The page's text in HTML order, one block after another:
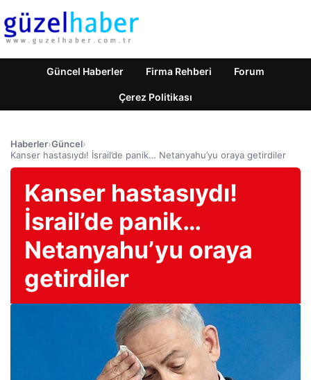
Güncel Haberler Firma Rehberi Forum
Çerez Politikası
Haberler›Güncel›
Kanser hastasıydı! İsrail’de panik… Netanyahu’yu oraya getirdiler
Kanser hastasıydı!
İsrail’de panik…
Netanyahu’yu oraya
getirdiler